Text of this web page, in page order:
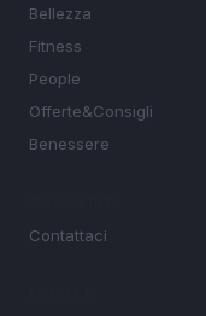
Bellezza
Fitness
People
Offerte&Consigli
Benessere
Contattaci